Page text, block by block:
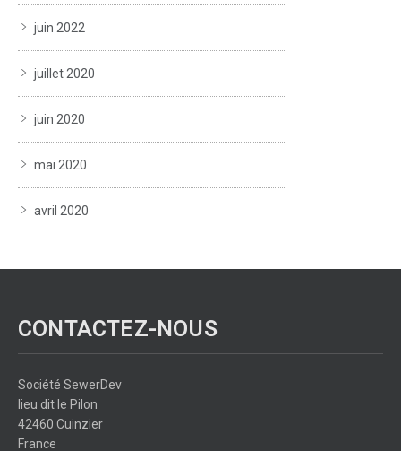
juin 2022
juillet 2020
juin 2020
mai 2020
avril 2020
CONTACTEZ-NOUS
Société SewerDev
lieu dit le Pilon
42460 Cuinzier
France